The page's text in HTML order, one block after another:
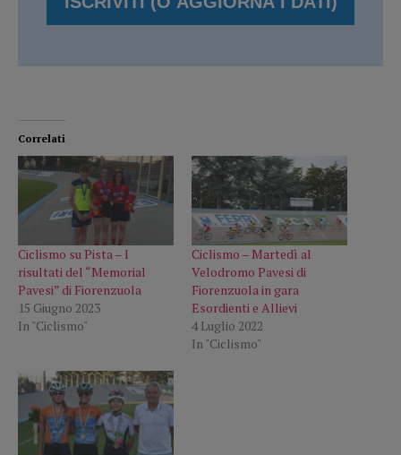
Correlati
Ciclismo su Pista – I
risultati del “Memorial
Pavesi” di Fiorenzuola
15 Giugno 2023
In "Ciclismo"
Ciclismo – Martedì al
Velodromo Pavesi di
Fiorenzuola in gara
Esordienti e Allievi
4 Luglio 2022
In "Ciclismo"